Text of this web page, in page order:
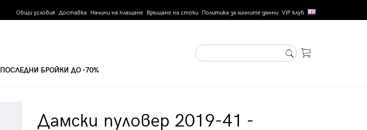
Общи условия Доставка Начини на плащане Връщане на стоки Политика за личните данни VIP клуб
ПОСЛЕДНИ БРОЙКИ ДО -70%
Дамски пуловер 2019-41 -